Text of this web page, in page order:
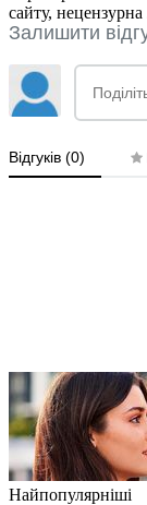
сайту,
Найпопулярніші